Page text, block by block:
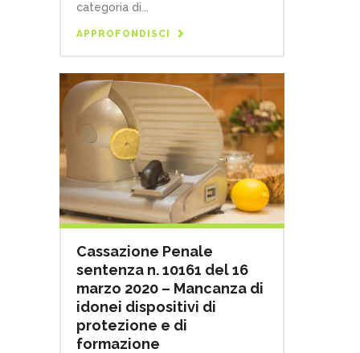
categoria di...
APPROFONDISCI
Cassazione Penale
sentenza n. 10161 del 16
marzo 2020 – Mancanza di
idonei dispositivi di
protezione e di
formazione